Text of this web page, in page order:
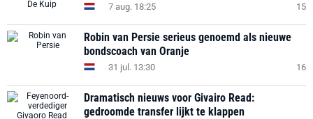
7 aug. 18:25 15
Robin van Persie serieus genoemd als nieuwe
bondscoach van Oranje
31 jul. 13:30 16
Dramatisch nieuws voor Givairo Read:
gedroomde transfer lijkt te klappen